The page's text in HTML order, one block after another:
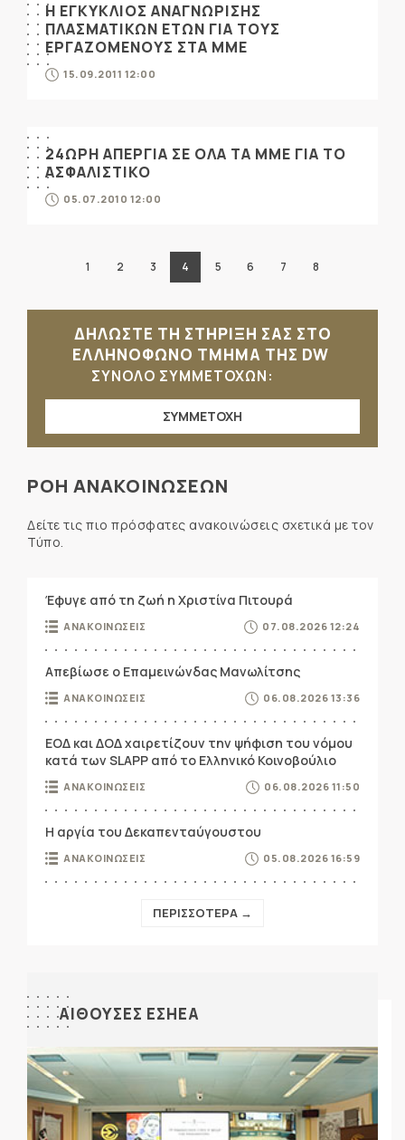
Η ΕΓΚΥΚΛΙΟΣ ΑΝΑΓΝΩΡΙΣΗΣ
ΠΛΑΣΜΑΤΙΚΩΝ ΕΤΩΝ ΓΙΑ ΤΟΥΣ
ΕΡΓΑΖΟΜΕΝΟΥΣ ΣΤΑ ΜΜΕ
15.09.2011 12:00
24ΩΡΗ ΑΠΕΡΓΙΑ ΣΕ ΟΛΑ ΤΑ ΜΜΕ ΓΙΑ ΤΟ
ΑΣΦΑΛΙΣΤΙΚΟ
05.07.2010 12:00
1 2 3 4 5 6 7 8
ΔΗΛΩΣΤΕ ΤΗ ΣΤΗΡΙΞΗ ΣΑΣ ΣΤΟ
ΕΛΛΗΝΟΦΩΝΟ ΤΜΗΜΑ ΤΗΣ DW
ΣΥΝΟΛΟ ΣΥΜΜΕΤΟΧΩΝ:
ΣΥΜΜΕΤΟΧΗ
ΡΟΗ ΑΝΑΚΟΙΝΩΣΕΩΝ
Δείτε τις πιο πρόσφατες ανακοινώσεις σχετικά με τον
Τύπο.
Έφυγε από τη ζωή η Χριστίνα Πιτουρά
ΑΝΑΚΟΙΝΩΣΕΙΣ 07.08.2026 12:24
Απεβίωσε ο Επαμεινώνδας Μανωλίτσης
ΑΝΑΚΟΙΝΩΣΕΙΣ 06.08.2026 13:36
ΕΟΔ και ΔΟΔ χαιρετίζουν την ψήφιση του νόμου
κατά των SLAPP από το Ελληνικό Κοινοβούλιο
ΑΝΑΚΟΙΝΩΣΕΙΣ 06.08.2026 11:50
Η αργία του Δεκαπενταύγουστου
ΑΝΑΚΟΙΝΩΣΕΙΣ 05.08.2026 16:59
ΠΕΡΙΣΣΟΤΕΡΑ →
ΑΙΘΟΥΣΕΣ ΕΣΗΕΑ